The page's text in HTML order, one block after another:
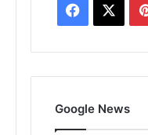
Facebook
Google News